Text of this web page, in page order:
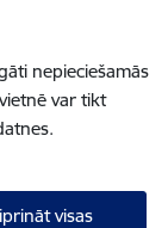
nepieciešamās
var tikt
visas